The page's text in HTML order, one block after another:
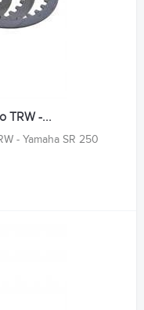
TRW -...
- Yamaha SR 250